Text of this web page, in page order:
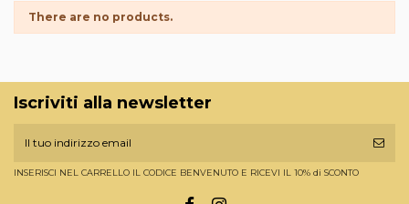
There are no products.
Iscriviti alla newsletter
INSERISCI NEL CARRELLO IL CODICE BENVENUTO E RICEVI IL 10% di SCONTO